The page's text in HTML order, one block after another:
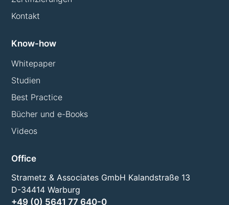
Kontakt
Know-how
Whitepaper
Studien
Best Practice
Bücher und e-Books
Videos
Office
Strametz & Associates GmbH Kalandstraße 13
D-34414 Warburg
+49 (0) 5641 77 640-0